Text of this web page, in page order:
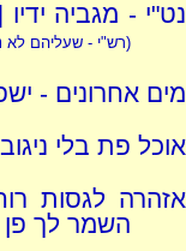
נט"י - מגביה
(רש"י - שעליהם לא
מים אחרונים -
אוכל פת בלי
אזהרה לגסות
השמר לך